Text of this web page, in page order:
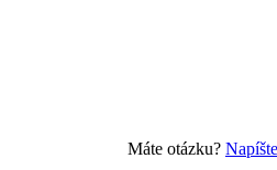
Máte otázku?